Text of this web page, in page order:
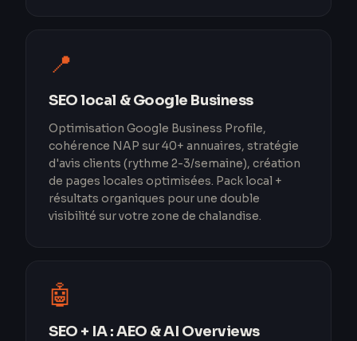
📍
SEO local & Google Business
Optimisation Google Business Profile,
cohérence NAP sur 40+ annuaires, stratégie
d'avis clients (rythme 2-3/semaine), création
de pages locales optimisées. Pack local +
résultats organiques pour une double
visibilité sur votre zone de chalandise.
🤖
SEO + IA : AEO & AI Overviews